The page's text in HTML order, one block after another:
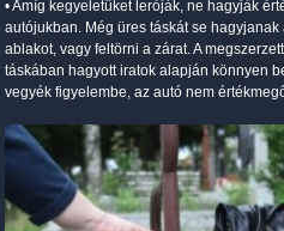
• Amíg kegyeletüket leróják, ne hagyják
autójukban. Még üres táskát se
ablakot, vagy feltörni a zárat. A
táskában hagyott iratok alapján könnyen
vegyék figyelembe, az autó nem